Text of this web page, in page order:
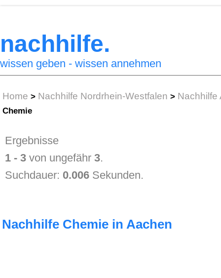
nachhilfe.
wissen geben - wissen annehmen
Home > Nachhilfe Nordrhein-Westfalen > Nachhilfe
Chemie
Ergebnisse
1 - 3 von ungefähr3.
Suchdauer: 0.006 Sekunden.
Nachhilfe Chemie in Aachen